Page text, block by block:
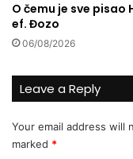
a
n
m
h
b
F
o
r
n
a
m
O čemu je sve pisao
ef. Đozo
06/08/2026
Leave a Reply
Your email address will
marked *